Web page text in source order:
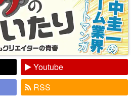
Youtube
RSS